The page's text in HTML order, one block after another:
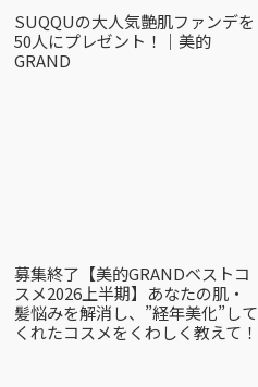
SUQQUの大人気艶肌ファンデを
50人にプレゼント！｜美的
GRAND
募集終了【美的GRANDベストコ
スメ2026上半期】あなたの肌・
髪悩みを解消し、”経年美化”して
くれたコスメをくわしく教えて！